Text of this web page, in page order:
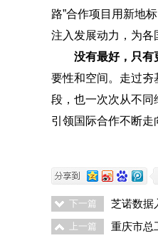
路”合作项目用新地
注入发展动力，为各
没有最好，只有
要性和空间。走过夯
段，也一次次从不同
引领国际合作不断走
下一篇 芝诺数据
上一篇 重庆市总